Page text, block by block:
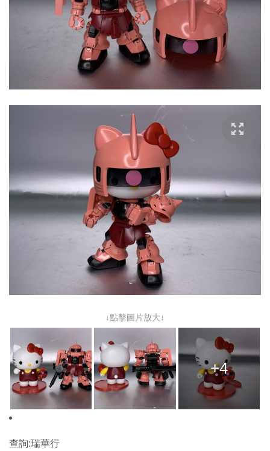
↓點擊圖片放大↓
+4
查詢:瑞華行